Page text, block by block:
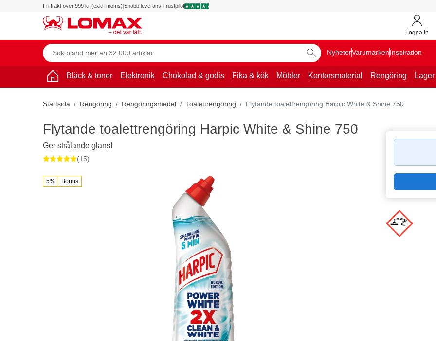
Fri frakt över 999 kr (exkl. moms)|Snabb leverans|Trustpilot
Logga in
NyheterVarumärkenInspiration
Bläck & toner Elektronik Chokolad & godis Fika & kök Möbler Kontorsmaterial Rengöring Lager
Startsida Rengöring Rengöringsmedel Toalettrengöring Flytande toalettrengöring Harpic White & Shine 750
5% Bonus
Flytande toalettrengöring Harpic White & Shine 750
Ger strålande glans!
(15)